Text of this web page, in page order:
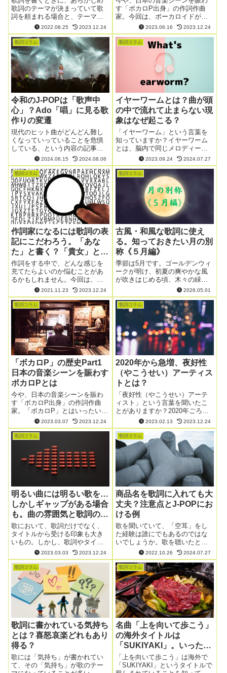
歌詞のテーマが決まっていて歌
詞を頼まれる場合と、テーマが
決まっていない場合がありま
す。テーマが決まっていない場
合には、作詞家の方でテーマ作
りを行う必要があります。今回
は、歌詞のテーマの決め方につ
いて見ていきましょう。
2022.08.25 2023.12.24
す「ボカロP出身」の作詞作曲
家。今回は、ボーカロイドがヒ
ットし、実際にボカロPが活躍し
出した2007年以降に焦点を当て
ていきたいと思います。
2023.06.16 2023.12.24
歌詞コラム
令和のJ-POPは「歌声中
心」？Ado「唱」に見る歌
作りの変遷
現代のヒット曲がどんどん難し
くなっていっていることを危惧
している、という内容の記事を
目にしました。少し別の観点か
ら「最近の難解なヒット曲」に
ついてお話してみようと思いま
す。
2024.06.15 2024.08.06
歌詞コラム
イヤーワームとは？曲が頭
の中で流れて止まらない現
象はなぜ起こる？
「イヤーワーム」という言葉を
知っていますか？イヤーワーム
とは、脳内で同じメロディーが
何度もリピートすること、いわ
ゆる「音楽が頭から離れない」
状態を指します。
2023.09.24 2024.07.27
歌詞コラム
作詞家になるには歌詞の表
記にこだわろう。「あな
た」と書く？「貴女」と書
く？
作詞をする中で、どんな感じを
充てたらよいのか悩むことがあ
るかもしれません。今回は、歌
詞での表記について見ていきま
しょう。
2021.11.23 2023.12.24
歌詞コラム
古風・和風な歌詞に使え
る。知っておきたい月の別
称《５月編》
季節は5月です。ゴールデンウィ
ークが明け、初夏の爽やかな風
が吹きはじめる頃、木々の緑も
ぐっと深まっていきますね。 5月
にもいろいろな別称がありま
す。「皐月（さつき）」という
言葉はもしかしたら聞いたこと
があるかもしれません。しかし
その他にもた...
2026.05.01
歌詞コラム
「ボカロP」の歴史Part1
日本の音楽シーンを賑わす
ボカロPとは
今や、日本の音楽シーンを賑わ
す「ボカロP出身」の作詞作曲
家。「ボカロP」とはいったいど
のような人のことを言うのでし
ょうか。時代によってさまざま
な形で活躍してきた「ボカロ
解いていきましょう。
2023.03.07 2023.12.24
歌詞コラム
2020年から急増、夜好性
（やこうせい）アーティス
トとは？
「夜好性（やこうせい）アーテ
ィスト」という言葉を聞いたこ
とがありますか？2020年ごろか
ら、「夜好性アーティスト」と
いう言葉がJ-POP界隈で話題と
なりました。今回は「夜好性ア
ーティスト」について解説しま
す。
2023.02.13 2023.12.24
歌詞コラム
明るい曲には明るい歌を…
しかしギャップがある場合
も。曲の雰囲気と歌詞の関
係
歌において、歌詞だけでなく、
タイトルから受ける印象も大き
いもの。しかし、歌詞やタイト
ルだけでなく、曲やメロディー
から受ける印象もあります。今
回は、メロディーから受ける印
象とギャップがある歌について
見ていきましょう。
2023.03.03 2023.12.24
歌詞コラム
商品名を歌詞に入れても大
丈夫？注意点とJ-POPにお
ける例
歌を聞いていて、「空耳」をし
た経験は誰にでもあるのではな
いでしょうか。歌を聴いたとき
の「空耳」は、一般的に、歌詞
を聞いたときに本来の意味とは
違う意味に聞こえることを指し
ます。この「空耳」、実は作詞
に役立つかもしれません。
2022.10.26 2024.07.27
歌詞コラム
歌詞に書かれている気持ち
とは？喜怒哀楽どれもあり
得る？
歌には「気持ち」が書かれてい
て、その「気持ち」が歌のテー
歌詞コラム
名曲「上を向いて歩こう」
の海外タイトルは
「SUKIYAKI」。いったい
なぜ？
「上を向いて歩こう」は海外で
「SUKIYAKI」というタイトルで